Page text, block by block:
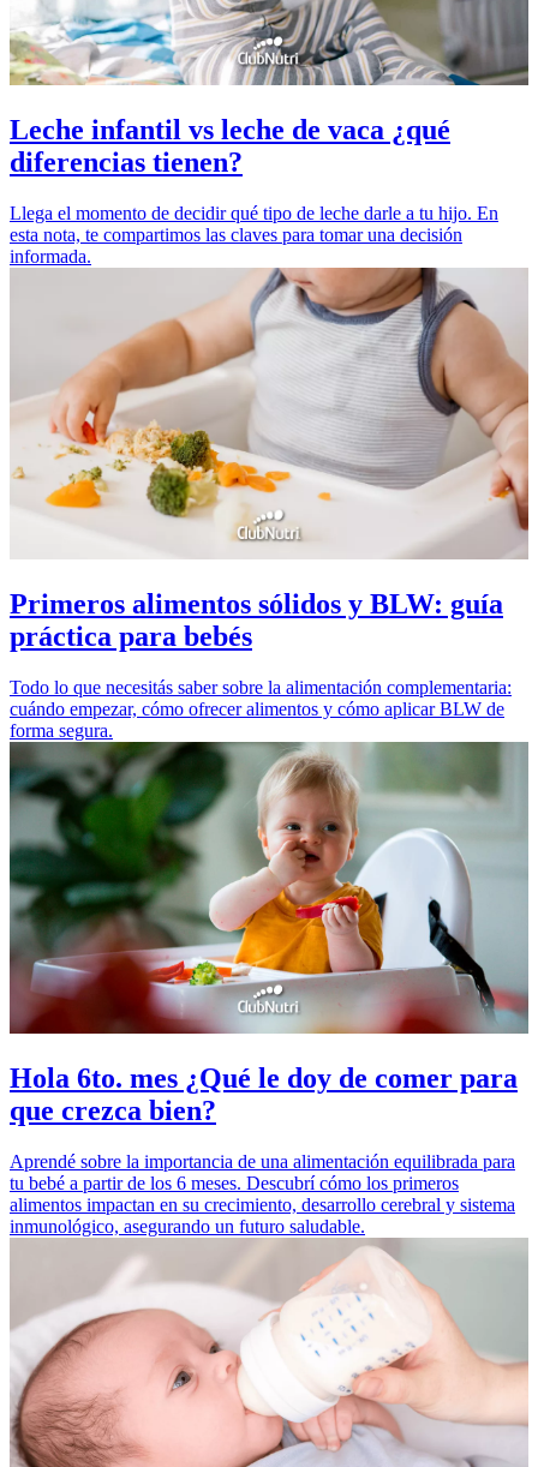
Leche infantil vs leche de vaca ¿qué
diferencias tienen?
Llega el momento de decidir qué tipo de leche darle a tu hijo. En
esta nota, te compartimos las claves para tomar una decisión
informada.
Primeros alimentos sólidos y BLW: guía
práctica para bebés
Todo lo que necesitás saber sobre la alimentación complementaria:
cuándo empezar, cómo ofrecer alimentos y cómo aplicar BLW de
forma segura.
Hola 6to. mes ¿Qué le doy de comer para
que crezca bien?
Aprendé sobre la importancia de una alimentación equilibrada para
tu bebé a partir de los 6 meses. Descubrí cómo los primeros
alimentos impactan en su crecimiento, desarrollo cerebral y sistema
inmunológico, asegurando un futuro saludable.